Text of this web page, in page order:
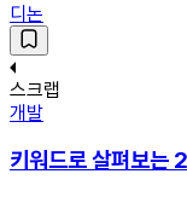
디논
스크랩
개발
키워드로 살펴보는